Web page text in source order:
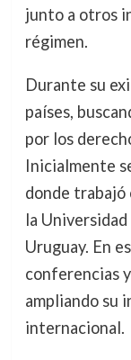
junto a otros
régimen.
Durante su
países,
por los
Inicialmente
donde
la
Uruguay. En
conferencias
ampliando su
internacional.